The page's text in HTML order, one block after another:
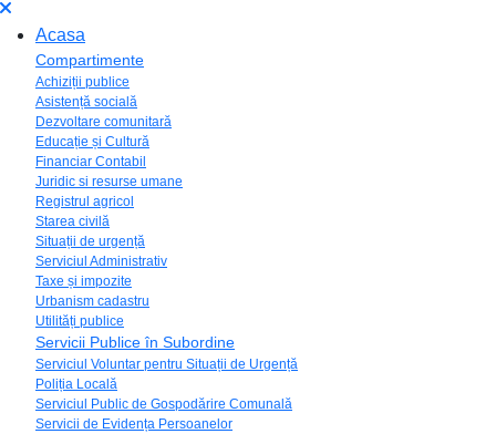
Acasa
Compartimente
Achiziții publice
Asistență socială
Dezvoltare comunitară
Educație și Cultură
Financiar Contabil
Juridic si resurse umane
Registrul agricol
Starea civilă
Situații de urgență
Serviciul Administrativ
Taxe și impozite
Urbanism cadastru
Utilități publice
Servicii Publice în Subordine
Serviciul Voluntar pentru Situații de Urgență
Poliția Locală
Serviciul Public de Gospodărire Comunală
Servicii de Evidența Persoanelor